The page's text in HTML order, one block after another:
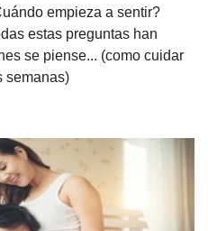
empieza a sentir?
estas preguntas han
se piense... (como cuidar
semanas)